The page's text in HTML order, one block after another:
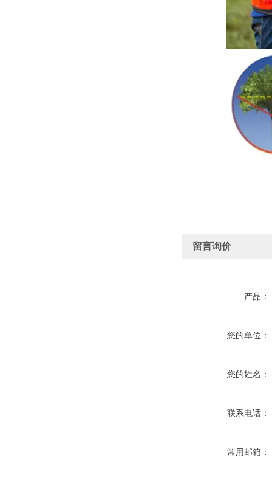
留言询价
产品：
您的单位：
您的姓名：
联系电话：
常用邮箱：